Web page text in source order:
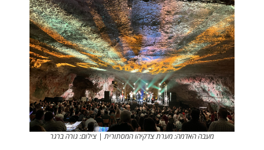
מעבה האדמה: מערת צדקיהו המסתורית | צילום: גורה ברגר